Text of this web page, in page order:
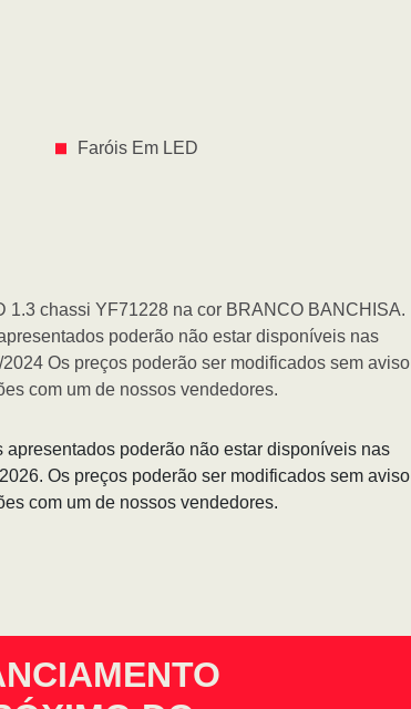
Faróis Em LED
chassi YF71228 na cor BRANCO BANCHISA.
poderão não estar disponíveis nas
Os preços poderão ser modificados sem aviso
com um de nossos vendedores.
poderão não estar disponíveis nas
Os preços poderão ser modificados sem aviso
com um de nossos vendedores.